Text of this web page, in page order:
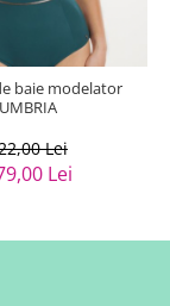
baie modelator
UMBRIA
Lei
Lei